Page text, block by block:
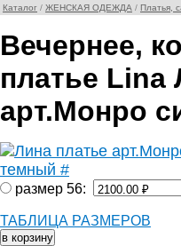
Каталог / ЖЕНСКАЯ ОДЕЖДА / Платья,
Вечернее,
платье Lina
арт.Монро
размер 56:
ТАБЛИЦА РАЗМЕРОВ